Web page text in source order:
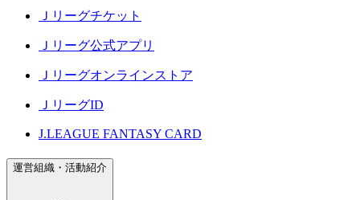
Ｊリーグチケット
Ｊリーグ公式アプリ
Ｊリーグオンラインストア
ＪリーグID
J.LEAGUE FANTASY CARD
運営組織・活動紹介